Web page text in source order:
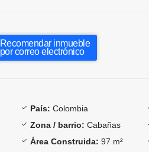
Recomendar inmueble
por correo electrónico
País: Colombia
Zona / barrio: Cabañas
Área Construida: 97 m²